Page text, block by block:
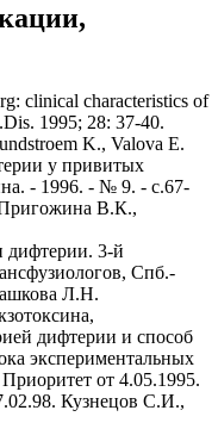
clinical characteristics of
1995; 28: 37-40.
K., Valova E.
у привитых
- 1996. - № 9. - с.67-
В.К.,
дифтерии. 3-й
Спб.-
Л.Н.
дифтерии и способ
экспериментальных
от 4.05.1995.
Кузнецов С.И.,